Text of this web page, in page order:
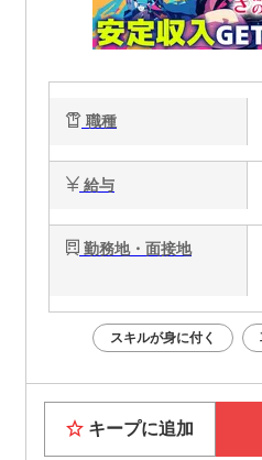
職種
給与
勤務地・面接地
スキルが身に付く
キープに追加